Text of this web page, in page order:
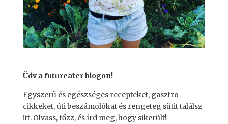
Üdv a futureater blogon!
Egyszerű és egészséges recepteket, gasztro-
cikkeket, úti beszámolókat és rengeteg sütit találsz
itt. Olvass, főzz, és írd meg, hogy sikerült!